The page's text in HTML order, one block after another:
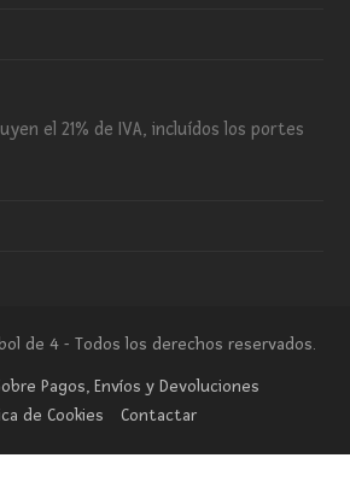
el 21% de IVA, incluídos los portes
de 4 - Todos los derechos reservados.
Pagos, Envíos y Devoluciones
de Cookies
Contactar